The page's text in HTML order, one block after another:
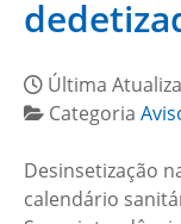
Última
Categoria
Desinsetização
calendário